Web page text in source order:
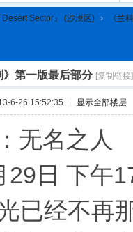
Desert Sector』 (沙漠区) › 《兰
》第一版最后部分 [复制链接]
6-26 15:52:35 显示全部楼层
无名之人
日 下午
已经不再